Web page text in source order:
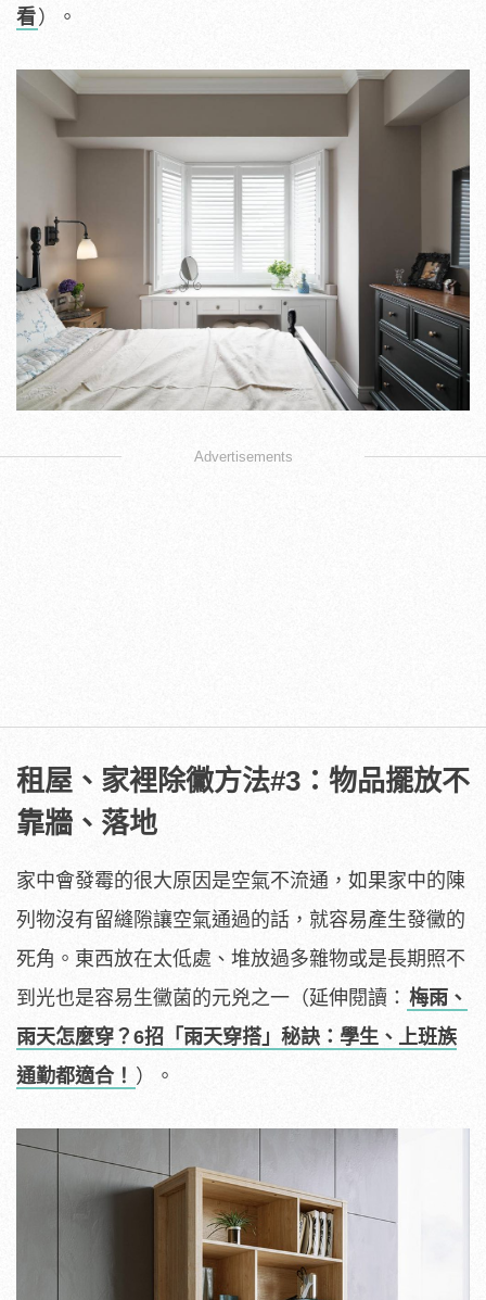
看）。
Advertisements
租屋、家裡除黴方法#3：物品擺放不
靠牆、落地
家中會發霉的很大原因是空氣不流通，如果家中的陳
列物沒有留縫隙讓空氣通過的話，就容易產生發黴的
死角。東西放在太低處、堆放過多雜物或是長期照不
到光也是容易生黴菌的元兇之一（延伸閱讀： 梅雨、
雨天怎麼穿？6招「雨天穿搭」秘訣：學生、上班族
通勤都適合！ ）。